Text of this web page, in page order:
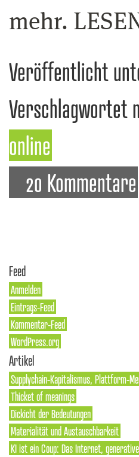
mehr.
Veröffentlicht
Verschlagwortet
online
20 Kommentare
Feed
Anmelden
Eintrags-Feed
Kommentar-Feed
WordPress.org
Artikel
Supplychain-Kapitalismus, Plattform-
Thicket of meanings
Dickicht der Bedeutungen
Materialität und Austauschbarkeit
KI ist ein Coup: Das Internet,